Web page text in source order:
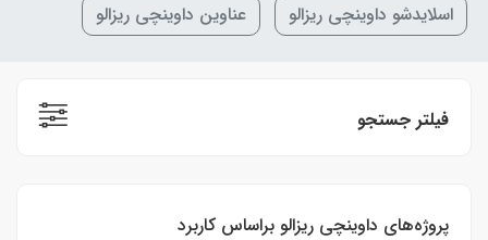
اسلایدشو داوینچی ریزالو
عناوین داوینچی ریزالو
فیلتر جستجو
پروژه‌های داوینچی ریزالو براساس کاربرد